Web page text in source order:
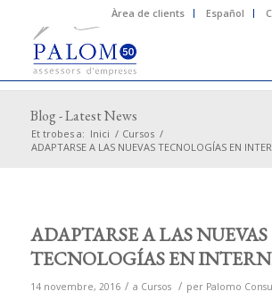
Àrea de clients Español
Blog - Latest News
Et trobes a: Inici / Cursos /
ADAPTARSE A LAS NUEVAS TECNOLOGÍAS EN
ADAPTARSE A LAS NUEVAS
TECNOLOGÍAS EN
14 novembre, 2016 / a Cursos / per Palomo